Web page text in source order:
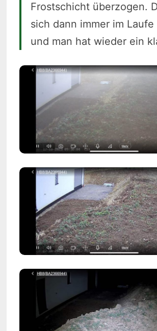
Frostschicht überzogen.
sich dann immer im Laufe
und man hat wieder ein